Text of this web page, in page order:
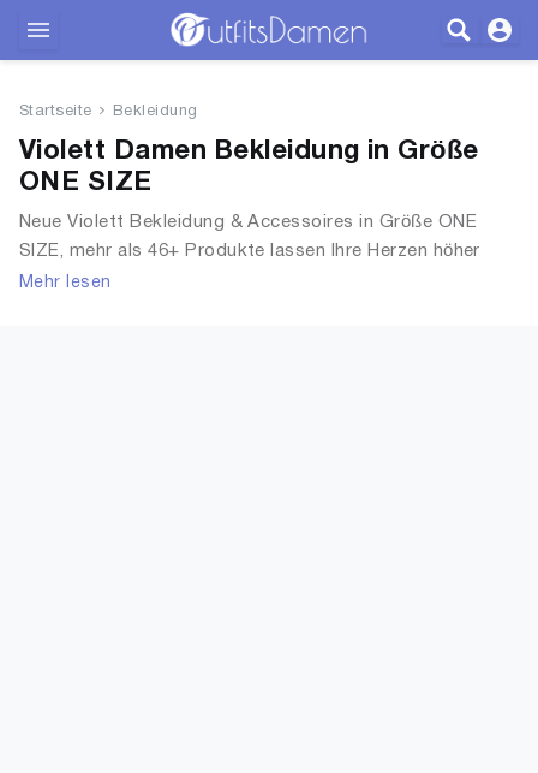
Bekleidung
Schuhe
Startseite Bekleidung
Violett Damen Bekleidung in Größe
ONE SIZE
Neue Violett Bekleidung & Accessoires in Größe ONE
SIZE, mehr als 46+ Produkte lassen Ihre Herzen höher
schlagen. Entdecken Sie unsere Auswahl an Tops, T-
Mehr lesen